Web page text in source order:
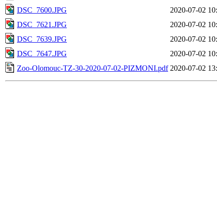
DSC_7600.JPG
2020-07-02
DSC_7621.JPG
2020-07-02
DSC_7639.JPG
2020-07-02
DSC_7647.JPG
2020-07-02
Zoo-Olomouc-TZ-30-2020-07-02-PIZMONI.pdf 2020-07-02